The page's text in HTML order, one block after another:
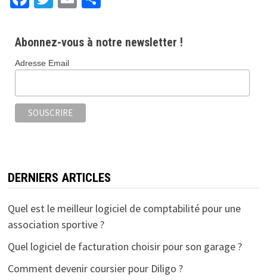
b
o
o
k
tt
er
ai ta
r
Abonnez-vous à notre newsletter !
Adresse Email
DERNIERS ARTICLES
Quel est le meilleur logiciel de comptabilité pour une
association sportive ?
Quel logiciel de facturation choisir pour son garage ?
Comment devenir coursier pour Diligo ?